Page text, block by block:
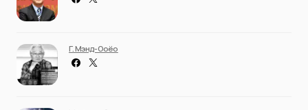
Г. Мэнд-Ооёо